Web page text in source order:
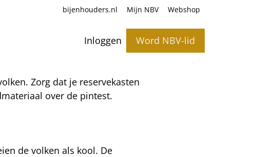
Inloggen Word NBV-lid
bijenhouders.nl Mijn NBV Webshop
Zorg dat je reservekasten
over de pintest.
de volken als kool. De